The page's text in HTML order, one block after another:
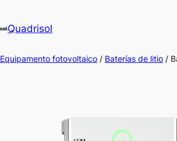
Quadrisol
Equipamento fotovoltaico / Baterías de litio /